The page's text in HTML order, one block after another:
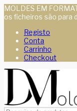
MOLDES EM
os ficheiros são para
Registo
Conta
Carrinho
Checkout